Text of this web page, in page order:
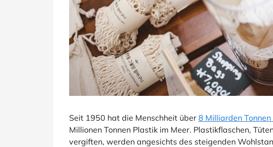
Seit 1950 hat die Menschheit über 8 Milliarden
Millionen Tonnen Plastik im Meer. Plastikflaschen,
vergiften, werden angesichts des steigenden